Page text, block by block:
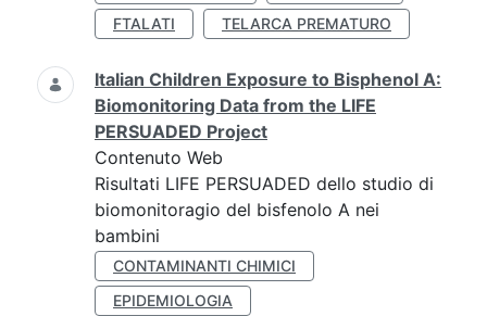
FTALATI
TELARCA PREMATURO
Italian Children Exposure to Bisphenol A:
Biomonitoring Data from the LIFE
PERSUADED Project
Contenuto Web
Risultati LIFE PERSUADED dello studio di
biomonitoragio del bisfenolo A nei
bambini
CONTAMINANTI CHIMICI
EPIDEMIOLOGIA